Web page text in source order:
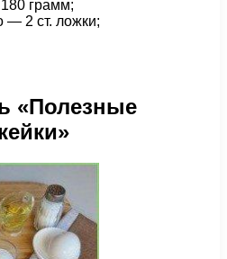
грамм;
— 2 ст. ложки;
«Полезные